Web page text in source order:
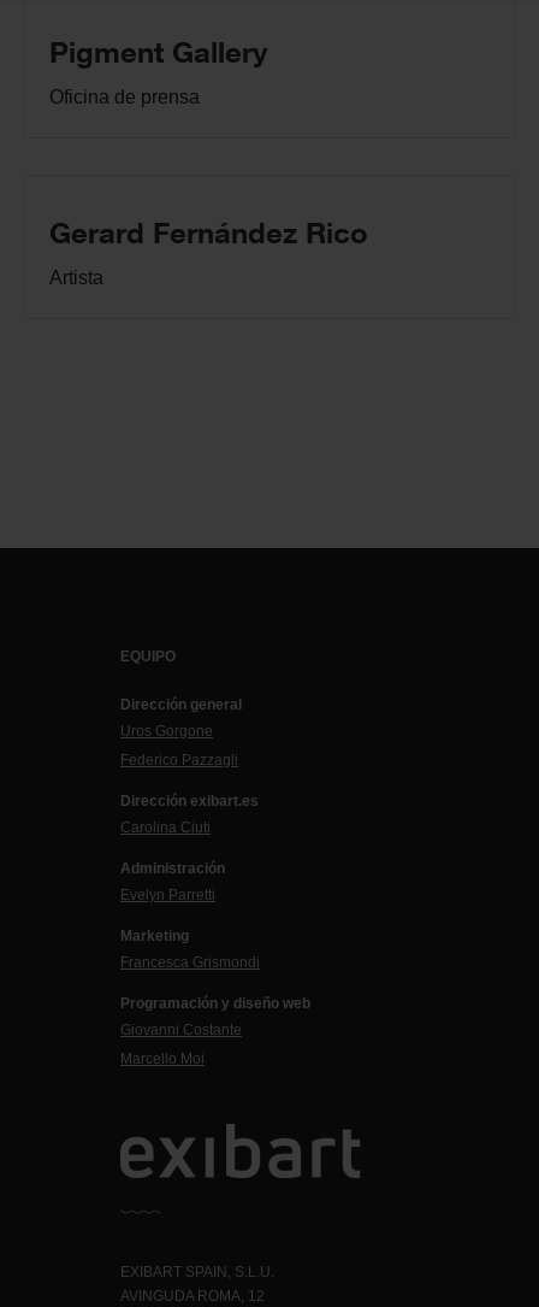
Pigment Gallery
Oficina de prensa
Gerard Fernández Rico
Artista
EQUIPO
Dirección general
Uros Gorgone
Federico Pazzagli
Dirección exibart.es
Carolina Ciuti
Administración
Evelyn Parretti
Marketing
Francesca Grismondi
Programación y diseño web
Giovanni Costante
Marcello Moi
EXIBART SPAIN, S.L.U.
AVINGUDA ROMA, 12